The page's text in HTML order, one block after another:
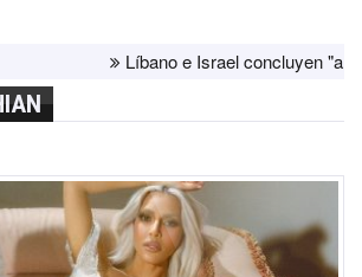
Líbano e Israel concluyen "antes de